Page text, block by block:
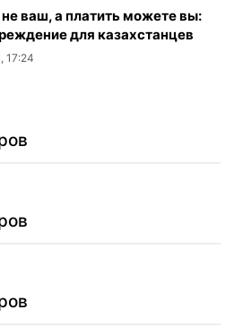
ваш, а платить можете вы:
для казахстанцев
17:24